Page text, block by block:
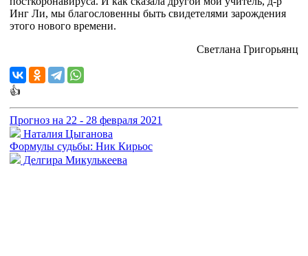
Инг Ли, мы благословенны быть свидетелями зарождения
этого нового времени.
Светлана Григорьянц
👍
Прогноз на 22 - 28 февраля 2021
Наталия Цыганова
Формулы судьбы: Ник Кирьос
Делгира Микулькеева